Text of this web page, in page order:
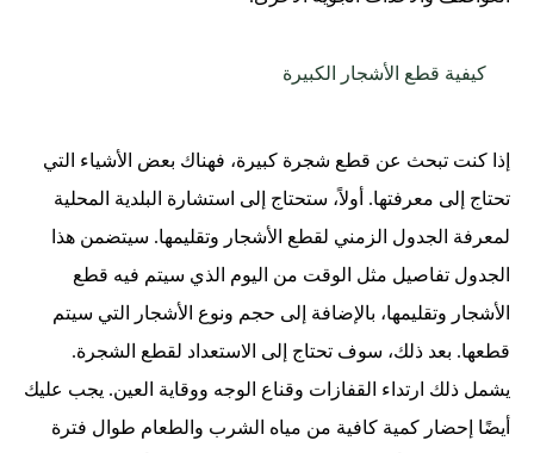
كيفية قطع الأشجار الكبيرة
إذا كنت تبحث عن قطع شجرة كبيرة، فهناك بعض الأشياء التي
تحتاج إلى معرفتها. أولاً، ستحتاج إلى استشارة البلدية المحلية
لمعرفة الجدول الزمني لقطع الأشجار وتقليمها. سيتضمن هذا
الجدول تفاصيل مثل الوقت من اليوم الذي سيتم فيه قطع
الأشجار وتقليمها، بالإضافة إلى حجم ونوع الأشجار التي سيتم
قطعها. بعد ذلك، سوف تحتاج إلى الاستعداد لقطع الشجرة.
يشمل ذلك ارتداء القفازات وقناع الوجه ووقاية العين. يجب عليك
أيضًا إحضار كمية كافية من مياه الشرب والطعام طوال فترة